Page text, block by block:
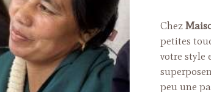
Chez
petites
votre style
peu une